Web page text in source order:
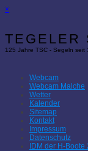
×
TEGELER
125 Jahre TSC - Segeln seit
Webcam
Webcam Malche
Wetter
Kalender
Sitemap
Kontakt
Impressum
Datenschutz
IDM der H-Boote